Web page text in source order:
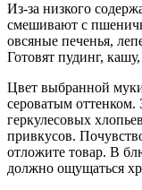
Из-за низкого
смешивают с
овсяные печенья,
Готовят пудинг,
Цвет выбранной
сероватым оттенком.
геркулесовых
привкусов.
отложите товар. В
должно ощущаться